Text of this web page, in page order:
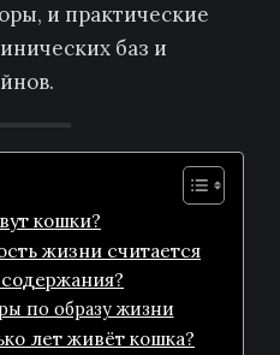
и практические
баз и
кошки?
жизни считается
по образу жизни
лет живёт кошка?